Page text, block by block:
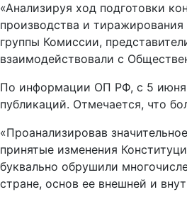
«Анализируя ход подготовки
производства и
группы Комиссии,
взаимодействовали с
По информации ОП РФ, с 5 июня
публикаций. Отмечается, что
«Проанализировав
принятые изменения
буквально обрушили
стране, основ ее внешней и